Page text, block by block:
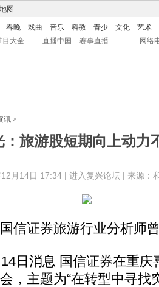
图
春晚 戏曲 音乐 科教 青少 文化
艺术
目大全 直播中国 赛事直播 网络
讯 >
：旅游股短期向上动力
月14日 17:34 | 进入复兴论坛| 来源：
国信证券旅游行业分析师
消息 国信证券在重庆
，主题为“在转型中寻找